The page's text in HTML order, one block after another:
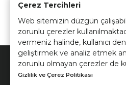
Çerez Tercihleri
Web sitemizin düzgün
zorunlu çerezler
vermeniz halinde, kullanıcı
geliştirmek ve analiz etmek
zorunlu olmayan çerezler de
Gizlilik ve Çerez Politikası